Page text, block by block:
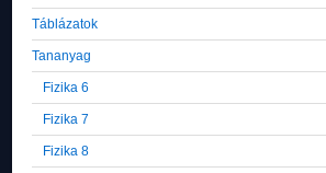
Táblázatok
Tananyag
Fizika 6
Fizika 7
Fizika 8